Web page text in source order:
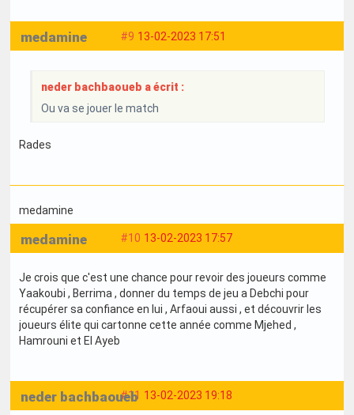
#9 13-02-2023 17:51
medamine
neder bachbaoueb a écrit :
Ou va se jouer le match
Rades
medamine
#10 13-02-2023 17:57
medamine
Je crois que c'est une chance pour revoir des joueurs comme
Yaakoubi , Berrima , donner du temps de jeu a Debchi pour
récupérer sa confiance en lui , Arfaoui aussi , et découvrir les
joueurs élite qui cartonne cette année comme Mjehed ,
Hamrouni et El Ayeb
#11 13-02-2023 19:18
neder bachbaoueb